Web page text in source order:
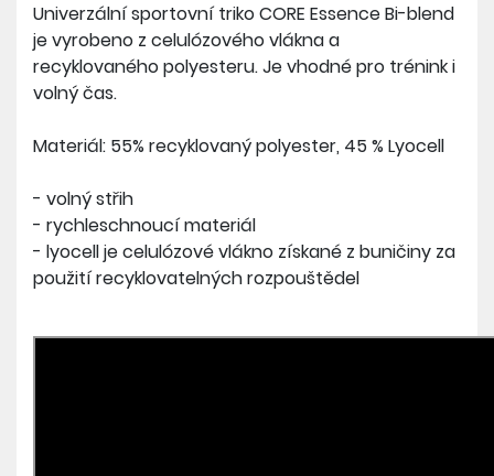
Univerzální sportovní triko CORE Essence Bi-blend
je vyrobeno z celulózového vlákna a
recyklovaného polyesteru. Je vhodné pro trénink i
volný čas.
Materiál: 55% recyklovaný polyester, 45 % Lyocell
- volný střih
- rychleschnoucí materiál
- lyocell je celulózové vlákno získané z buničiny za
použití recyklovatelných rozpouštědel